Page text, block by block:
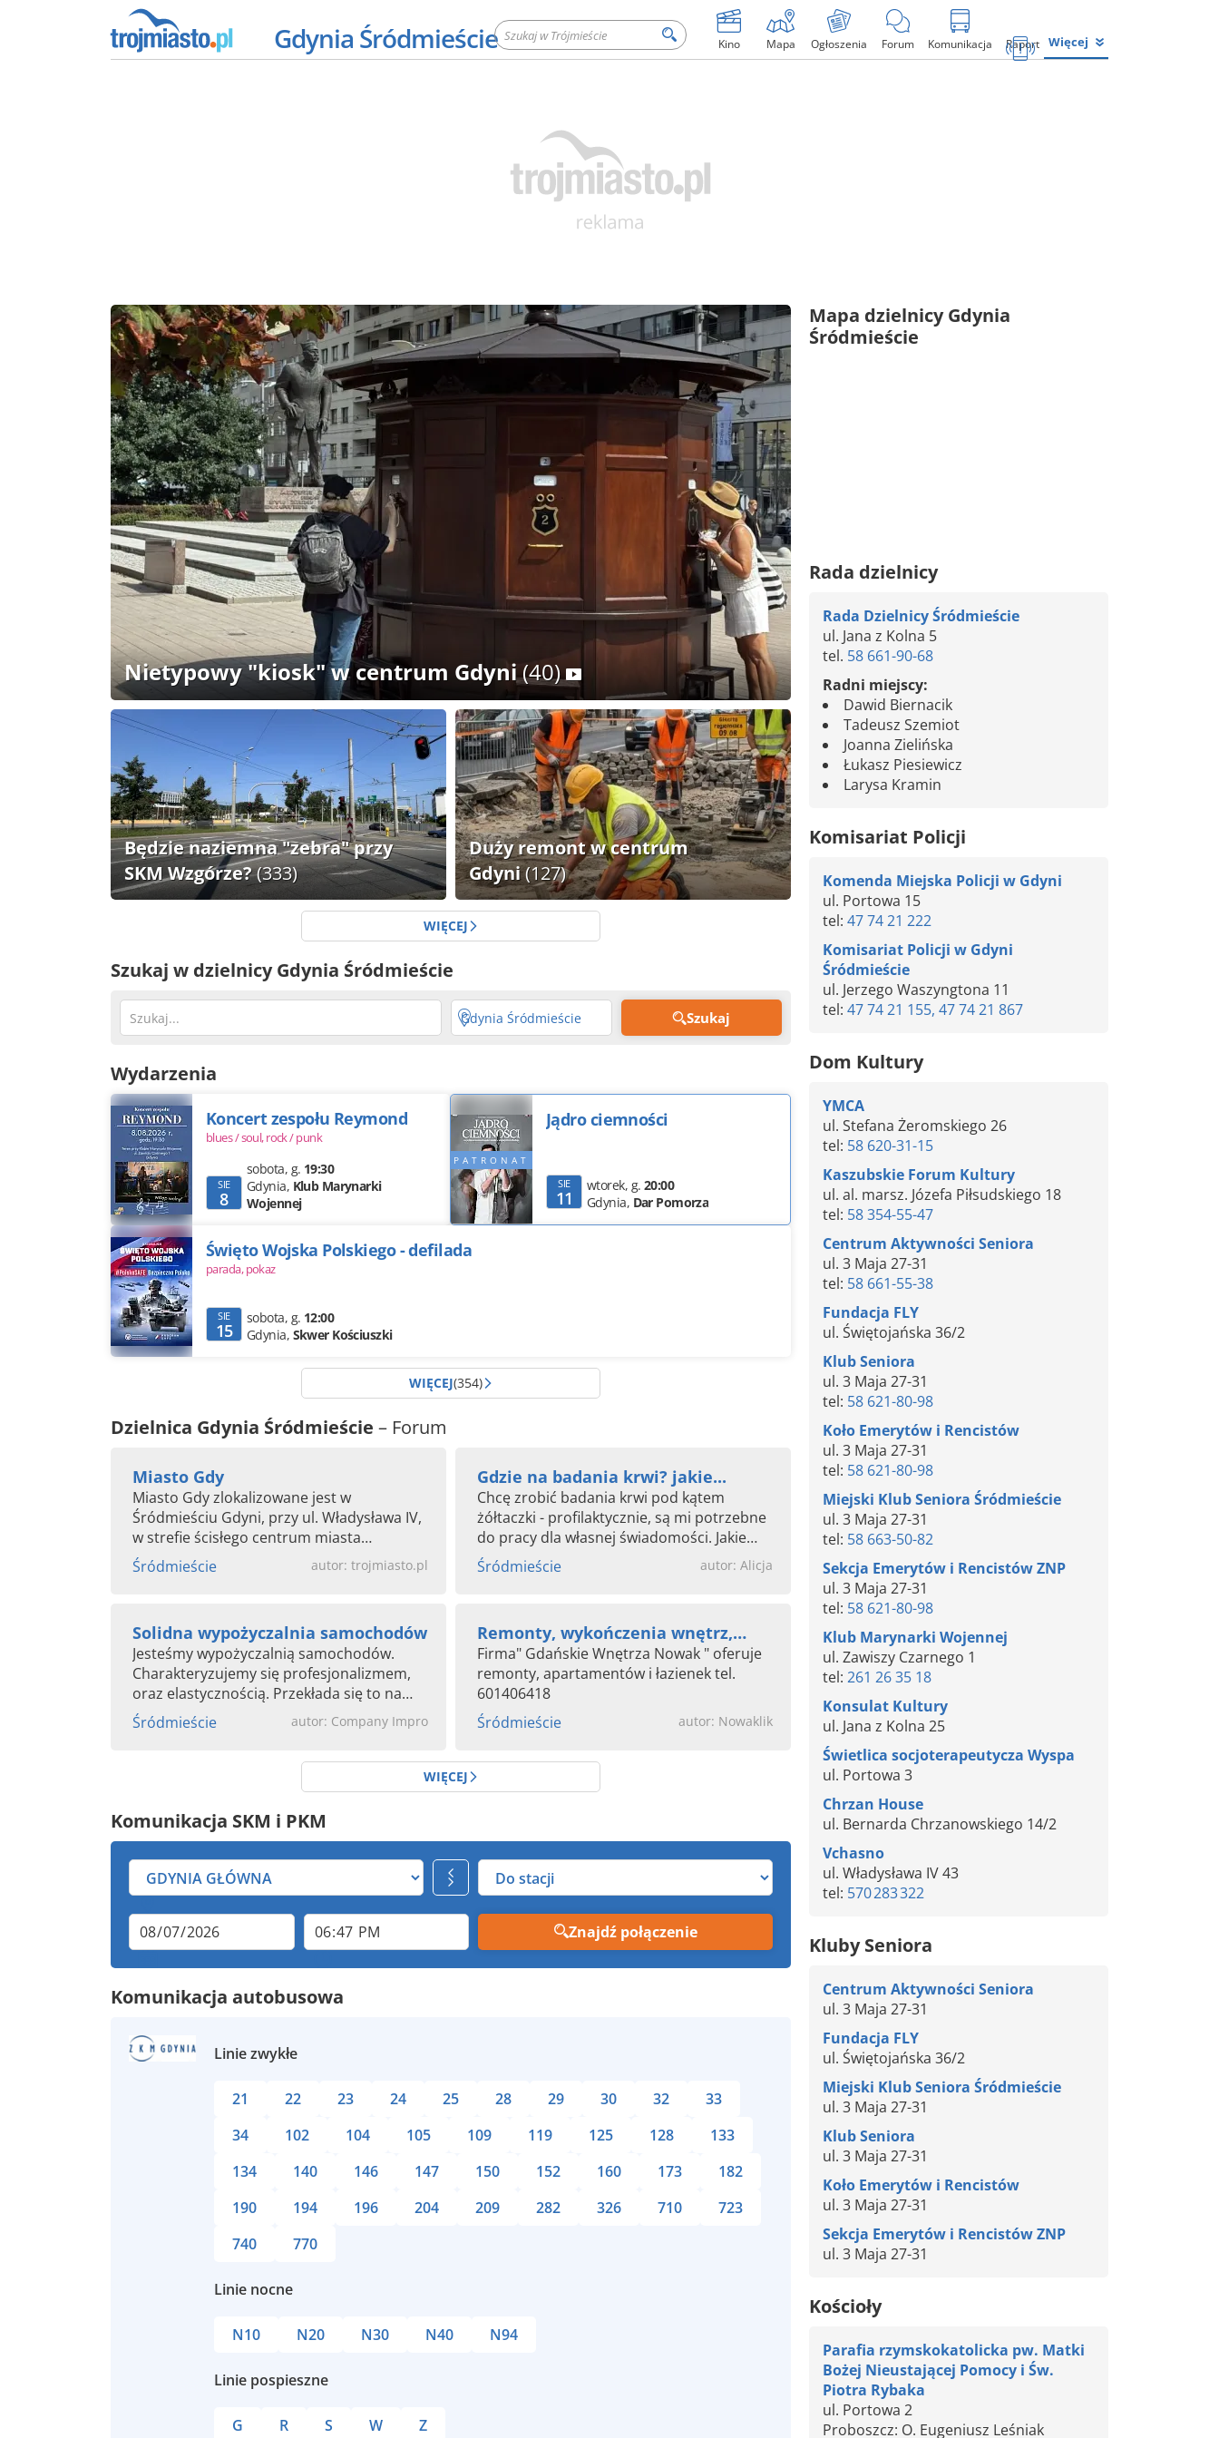
Gdynia Śródmieście Kino Mapa Ogłoszenia Forum Komunikacja Raport Więcej
Nietypowy "kiosk" w centrum Gdyni(40)
Będzie naziemna "zebra" przy
SKM Wzgórze?(333)
Duży remont w centrum
Gdyni(127)
WIĘCEJ
Szukaj w dzielnicy Gdynia Śródmieście
Gdynia Śródmieście Szukaj
Wydarzenia
Koncert zespołu Reymond
blues / soul,rock / punk
SIE
8
sobota, g. 19:30
Gdynia, Klub Marynarki
Wojennej
Jądro ciemności
SIE
11
wtorek, g. 20:00
Gdynia, Dar Pomorza
Święto Wojska Polskiego - defilada
parada,pokaz
SIE
15
sobota, g. 12:00
Gdynia, Skwer Kościuszki
WIĘCEJ(354)
Dzielnica Gdynia Śródmieście – Forum
Miasto Gdy
Miasto Gdy zlokalizowane jest w
Śródmieściu Gdyni, przy ul. Władysława IV,
w strefie ścisłego centrum miasta
stanowiącej obszar zwartej...
Śródmieście autor: trojmiasto.pl
Gdzie na badania krwi? jakie...
Chcę zrobić badania krwi pod kątem
żółtaczki - profilaktycznie, są mi potrzebne
do pracy dla własnej świadomości. Jakie
laboratorium w Gdyni...
Śródmieście autor: Alicja
Solidna wypożyczalnia samochodów
Jesteśmy wypożyczalnią samochodów.
Charakteryzujemy się profesjonalizmem,
oraz elastycznością. Przekłada się to na
satysfakcję Klientów, którzy...
Śródmieście autor: Company Impro
Remonty, wykończenia wnętrz,
łazienki
Firma" Gdańskie Wnętrza Nowak " oferuje
remonty, apartamentów i łazienek tel.
601406418
Śródmieście
autor: Nowaklik
WIĘCEJ
Komunikacja SKM i PKM
Znajdź połączenie
Komunikacja autobusowa
Linie zwykłe
21 22 23 24 25 28 29 30 32
33
34
102 104 105 109 119 125 128
133
134
140 146 147 150 152 160 173
182
190
194 196 204 209 282 326 710
723
740
770
Linie nocne
N10 N20 N30 N40 N94
Linie pospieszne
G R S W Z
Mapa dzielnicy Gdynia
Śródmieście
Rada dzielnicy
Rada Dzielnicy Śródmieście
ul. Jana z Kolna 5
tel. 58 661-90-68
Radni miejscy:
Dawid Biernacik
Tadeusz Szemiot
Joanna Zielińska
Łukasz Piesiewicz
Larysa Kramin
Komisariat Policji
Komenda Miejska Policji w Gdyni
ul. Portowa 15
tel: 47 74 21 222
Komisariat Policji w Gdyni
Śródmieście
ul. Jerzego Waszyngtona 11
tel: 47 74 21 155, 47 74 21 867
Dom Kultury
YMCA
ul. Stefana Żeromskiego 26
tel: 58 620-31-15
Kaszubskie Forum Kultury
ul. al. marsz. Józefa Piłsudskiego 18
tel: 58 354-55-47
Centrum Aktywności Seniora
ul. 3 Maja 27-31
tel: 58 661-55-38
Fundacja FLY
ul. Świętojańska 36/2
Klub Seniora
ul. 3 Maja 27-31
tel: 58 621-80-98
Koło Emerytów i Rencistów
ul. 3 Maja 27-31
tel: 58 621-80-98
Miejski Klub Seniora Śródmieście
ul. 3 Maja 27-31
tel: 58 663-50-82
Sekcja Emerytów i Rencistów ZNP
ul. 3 Maja 27-31
tel: 58 621-80-98
Klub Marynarki Wojennej
ul. Zawiszy Czarnego 1
tel: 261 26 35 18
Konsulat Kultury
ul. Jana z Kolna 25
Świetlica socjoterapeutycza Wyspa
ul. Portowa 3
Chrzan House
ul. Bernarda Chrzanowskiego 14/2
Vchasno
ul. Władysława IV 43
tel: 570 283 322
Kluby Seniora
Centrum Aktywności Seniora
ul. 3 Maja 27-31
Fundacja FLY
ul. Świętojańska 36/2
Miejski Klub Seniora Śródmieście
ul. 3 Maja 27-31
Klub Seniora
ul. 3 Maja 27-31
Koło Emerytów i Rencistów
ul. 3 Maja 27-31
Sekcja Emerytów i Rencistów ZNP
ul. 3 Maja 27-31
Kościoły
Parafia rzymskokatolicka pw. Matki
Bożej Nieustającej Pomocy i Św.
Piotra Rybaka
ul. Portowa 2
Proboszcz: O. Eugeniusz Leśniak